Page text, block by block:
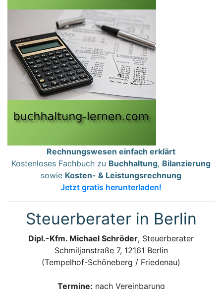
Rechnungswesen einfach erklärt
Kostenloses Fachbuch zu Buchhaltung, Bilanzierung
sowie Kosten- & Leistungsrechnung
Jetzt gratis herunterladen!
Steuerberater in Berlin
Dipl.-Kfm. Michael Schröder, Steuerberater
Schmiljanstraße 7, 12161 Berlin
(Tempelhof-Schöneberg / Friedenau)
Termine: nach Vereinbarung